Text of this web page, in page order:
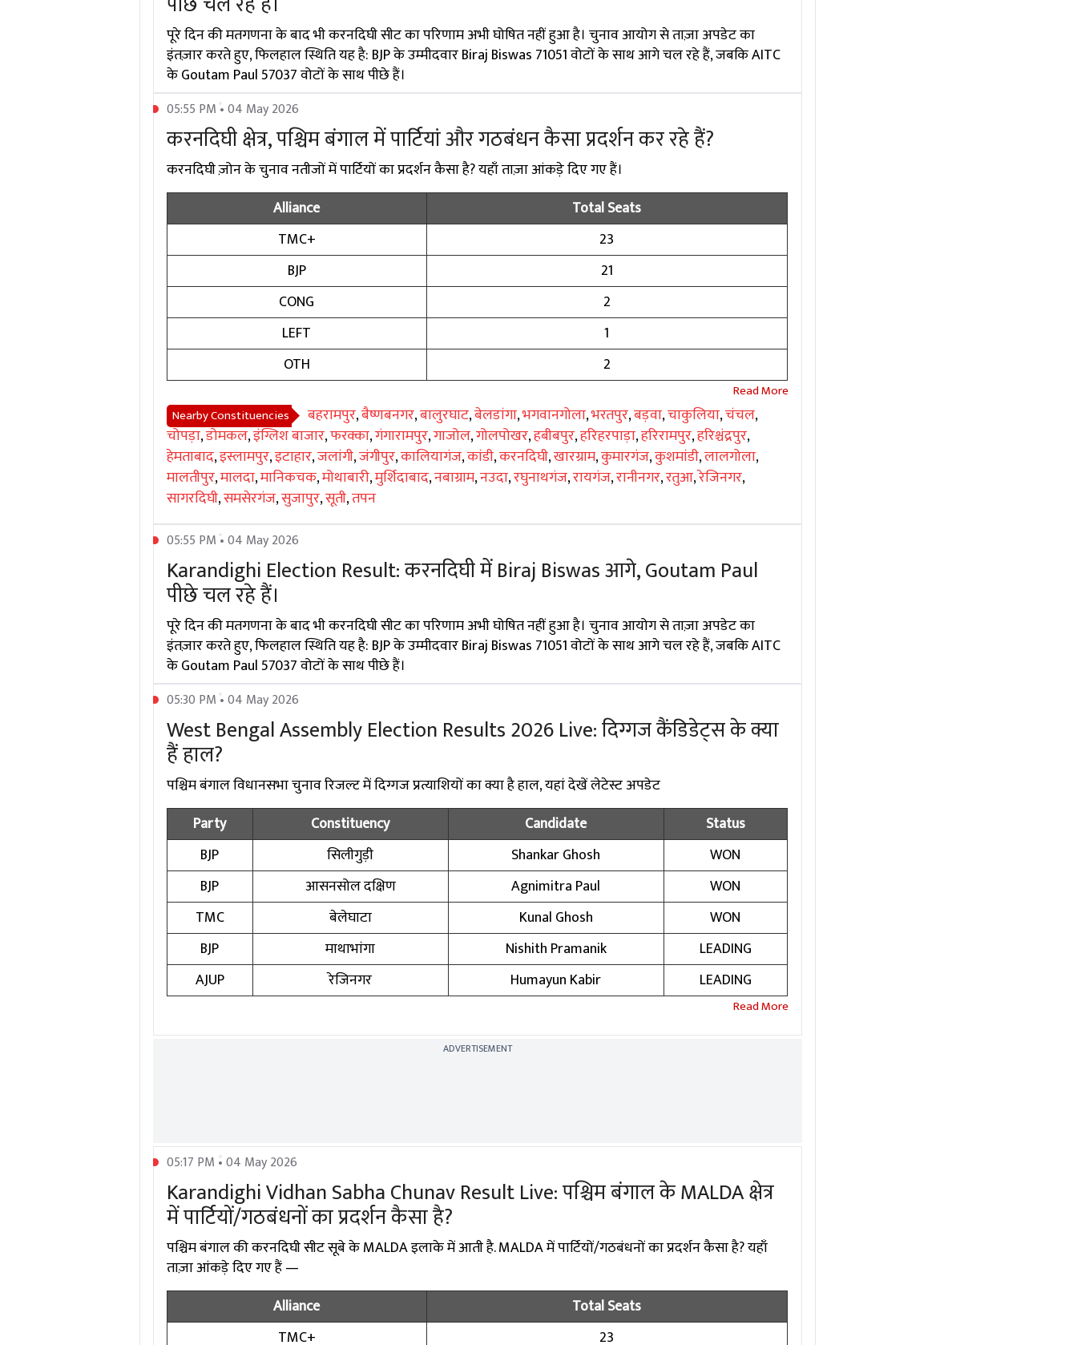
पूरे दिन की मतगणना के बाद भी करनदिघी सीट का परिणाम अभी घोषित नहीं हुआ है। चुनाव आयोग से ताज़ा अपडेट का
इंतज़ार करते हुए, फिलहाल स्थिति यह है: BJP के उम्मीदवार Biraj Biswas 71051 वोटों के साथ आगे चल रहे हैं, जबकि AITC
के Goutam Paul 57037 वोटों के साथ पीछे हैं।
05:55 PM • 04 May 2026
करनदिघी क्षेत्र, पश्चिम बंगाल में पार्टियां और गठबंधन कैसा प्रदर्शन कर रहे हैं?
करनदिघी ज़ोन के चुनाव नतीजों में पार्टियों का प्रदर्शन कैसा है? यहाँ ताज़ा आंकड़े दिए गए हैं।
Alliance
Total Seats
TMC+
23
BJP
21
CONG
2
LEFT
1
OTH
2
Nearby Constituencies बहरामपुर,बैष्णबनगर,बालुरघाट,बेलडांगा,भगवानगोला,भरतपुर,बड़वा,चाकुलिया,चंचल,
चोपड़ा,डोमकल,इंग्लिश बाजार,फरक्का,गंगारामपुर,गाजोल,गोलपोखर,हबीबपुर,हरिहरपाड़ा,हरिरामपुर,हरिश्चंद्रपुर,
हेमताबाद,इस्लामपुर,इटाहार,जलांगी,जंगीपुर,कालियागंज,कांडी,करनदिघी,खारग्राम,कुमारगंज,कुशमांडी,लालगोला,
मालतीपुर,मालदा,मानिकचक,मोथाबारी,मुर्शिदाबाद,नबाग्राम,नउदा,रघुनाथगंज,रायगंज,रानीनगर,रतुआ,रेजिनगर,
सागरदिघी,समसेरगंज,सुजापुर,सूती,तपन
05:55 PM • 04 May 2026
Karandighi Election Result: करनदिघी में Biraj Biswas आगे, Goutam Paul
पीछे चल रहे हैं।
पूरे दिन की मतगणना के बाद भी करनदिघी सीट का परिणाम अभी घोषित नहीं हुआ है। चुनाव आयोग से ताज़ा अपडेट का
इंतज़ार करते हुए, फिलहाल स्थिति यह है: BJP के उम्मीदवार Biraj Biswas 71051 वोटों के साथ आगे चल रहे हैं, जबकि AITC
के Goutam Paul 57037 वोटों के साथ पीछे हैं।
05:30 PM • 04 May 2026
West Bengal Assembly Election Results 2026 Live: दिग्गज कैंडिडेट्स के क्या
हैं हाल?
पश्चिम बंगाल विधानसभा चुनाव रिजल्ट में दिग्गज प्रत्याशियों का क्या है हाल, यहां देखें लेटेस्ट अपडेट
Party
Constituency Candidate
Status
BJP
सिलीगुड़ी Shankar Ghosh
WON
BJP
आसनसोल दक्षिण Agnimitra Paul
WON
TMC
बेलेघाटा Kunal Ghosh
WON
BJP
माथाभांगा Nishith Pramanik
LEADING
AJUP
रेजिनगर Humayun Kabir LEADING
ADVERTISEMENT
05:17 PM • 04 May 2026
Karandighi Vidhan Sabha Chunav Result Live: पश्चिम बंगाल के MALDA क्षेत्र
में पार्टियों/गठबंधनों का प्रदर्शन कैसा है?
पश्चिम बंगाल की करनदिघी सीट सूबे के MALDA इलाके में आती है. MALDA में पार्टियों/गठबंधनों का प्रदर्शन कैसा है? यहाँ
ताज़ा आंकड़े दिए गए हैं —
Alliance
Total Seats
TMC+
23